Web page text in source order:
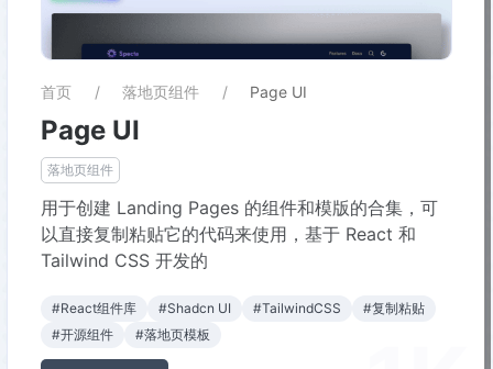
首页 落地页组件 Page UI
Page UI
落地页组件
用于创建 Landing Pages 的组件和模版的合集，可
以直接复制粘贴它的代码来使用，基于 React 和
Tailwind CSS 开发的
#React组件库 #Shadcn UI #TailwindCSS
#复制粘贴
#开源组件
#落地页模板